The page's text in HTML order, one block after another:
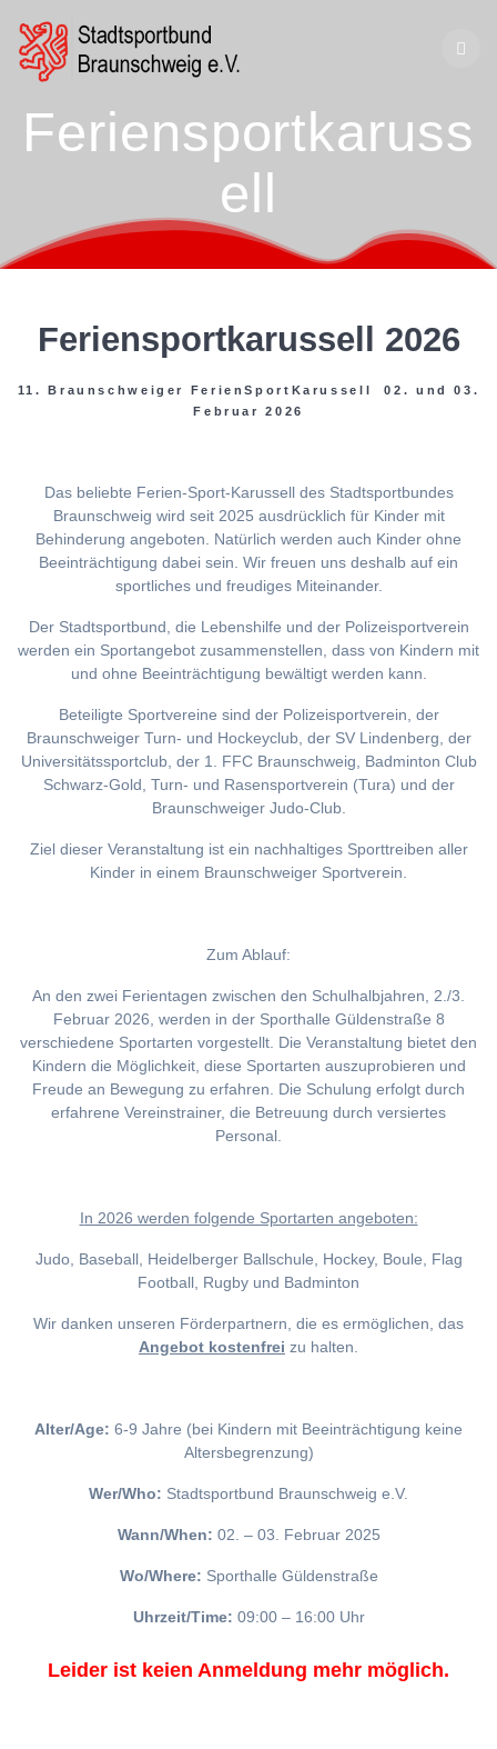
Feriensportkaruss
ell
Feriensportkarussell 2026
11. Braunschweiger FerienSportKarussell 02. und 03.
Februar 2026
Das beliebte Ferien-Sport-Karussell des Stadtsportbundes
Braunschweig wird seit 2025 ausdrücklich für Kinder mit
Behinderung angeboten. Natürlich werden auch Kinder ohne
Beeinträchtigung dabei sein. Wir freuen uns deshalb auf ein
sportliches und freudiges Miteinander.
Der Stadtsportbund, die Lebenshilfe und der Polizeisportverein
werden ein Sportangebot zusammenstellen, dass von Kindern mit
und ohne Beeinträchtigung bewältigt werden kann.
Beteiligte Sportvereine sind der Polizeisportverein, der
Braunschweiger Turn- und Hockeyclub, der SV Lindenberg, der
Universitätssportclub, der 1. FFC Braunschweig, Badminton Club
Schwarz-Gold, Turn- und Rasensportverein (Tura) und der
Braunschweiger Judo-Club.
Ziel dieser Veranstaltung ist ein nachhaltiges Sporttreiben aller
Kinder in einem Braunschweiger Sportverein.
Zum Ablauf:
An den zwei Ferientagen zwischen den Schulhalbjahren, 2./3.
Februar 2026, werden in der Sporthalle Güldenstraße 8
verschiedene Sportarten vorgestellt. Die Veranstaltung bietet den
Kindern die Möglichkeit, diese Sportarten auszuprobieren und
Freude an Bewegung zu erfahren. Die Schulung erfolgt durch
erfahrene Vereinstrainer, die Betreuung durch versiertes
Personal.
In 2026 werden folgende Sportarten angeboten:
Judo, Baseball, Heidelberger Ballschule, Hockey, Boule, Flag
Football, Rugby und Badminton
Wir danken unseren Förderpartnern, die es ermöglichen, das
Angebot kostenfrei zu halten.
Alter/Age: 6-9 Jahre (bei Kindern mit Beeinträchtigung keine
Altersbegrenzung)
Wer/Who: Stadtsportbund Braunschweig e.V.
Wann/When: 02. – 03. Februar 2025
Wo/Where: Sporthalle Güldenstraße
Uhrzeit/Time: 09:00 – 16:00 Uhr
Leider ist keien Anmeldung mehr möglich.